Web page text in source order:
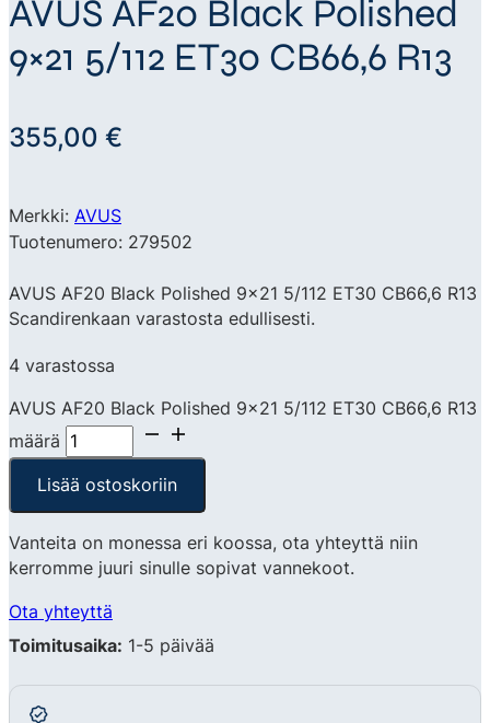
AVUS AF20 Black Polished
9×21 5/112 ET30 CB66,6 R13
355,00 €
Merkki: AVUS
Tuotenumero: 279502
AVUS AF20 Black Polished 9×21 5/112 ET30 CB66,6 R13
Scandirenkaan varastosta edullisesti.
4 varastossa
AVUS AF20 Black Polished 9x21 5/112 ET30 CB66,6 R13
määrä
Lisää ostoskoriin
Vanteita on monessa eri koossa, ota yhteyttä niin
kerromme juuri sinulle sopivat vannekoot.
Ota yhteyttä
Toimitusaika: 1-5 päivää